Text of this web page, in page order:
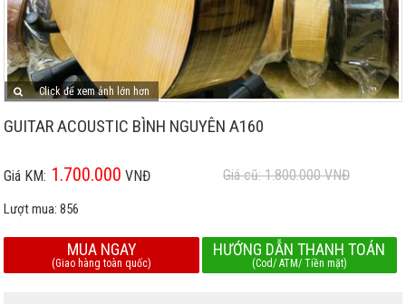
Click để xem ảnh lớn hơn
GUITAR ACOUSTIC BÌNH NGUYÊN A160
Giá KM: 1.700.000 VNĐ Giá cũ: 1.800.000VNĐ
Lượt mua:856
MUA NGAY
(Giao hàng toàn quốc)
HƯỚNG DẪN THANH TOÁN
(Cod/ ATM/ Tiền mặt)